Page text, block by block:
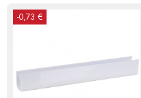
-0,73 €